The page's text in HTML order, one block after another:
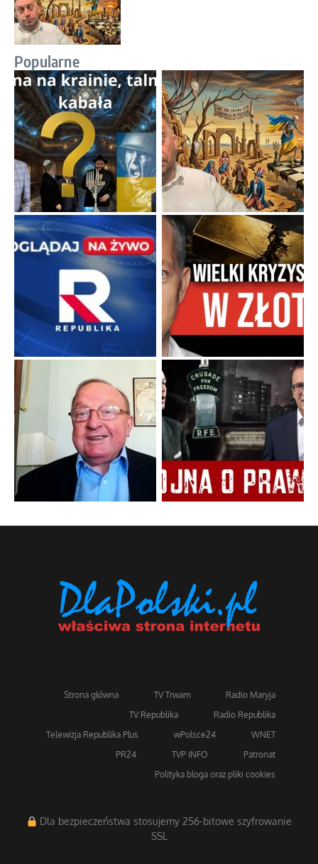
Popularne
Strona główna TV Trwam
Radio Maryja
TV Republika
Radio Republika
Telewizja Republika Plus
wPolsce24
WNET
PR24
TVP INFO
Patronat
Polityka bloga oraz pliki cookies
Dla bezpieczeństwa stosujemy 256-bitowe szyfrowanie
SSL